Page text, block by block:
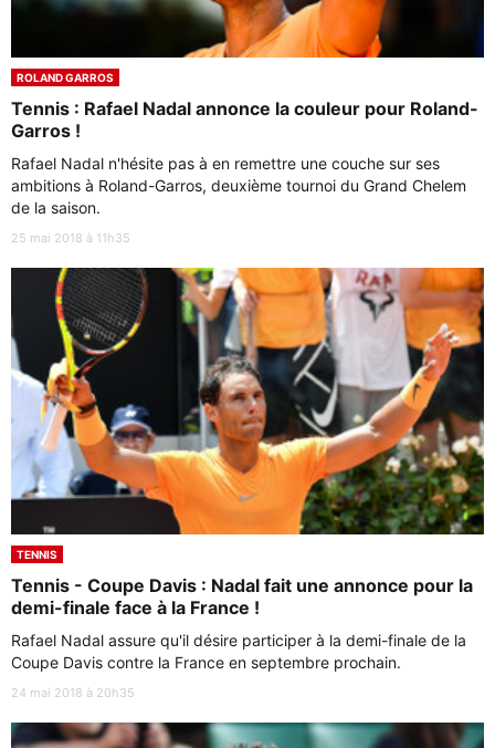
ROLAND GARROS
Tennis : Rafael Nadal annonce la couleur pour Roland-
Garros !
Rafael Nadal n'hésite pas à en remettre une couche sur ses
ambitions à Roland-Garros, deuxième tournoi du Grand Chelem
de la saison.
25 mai 2018 à 11h35
TENNIS
Tennis - Coupe Davis : Nadal fait une annonce pour la
demi-finale face à la France !
Rafael Nadal assure qu'il désire participer à la demi-finale de la
Coupe Davis contre la France en septembre prochain.
24 mai 2018 à 20h35